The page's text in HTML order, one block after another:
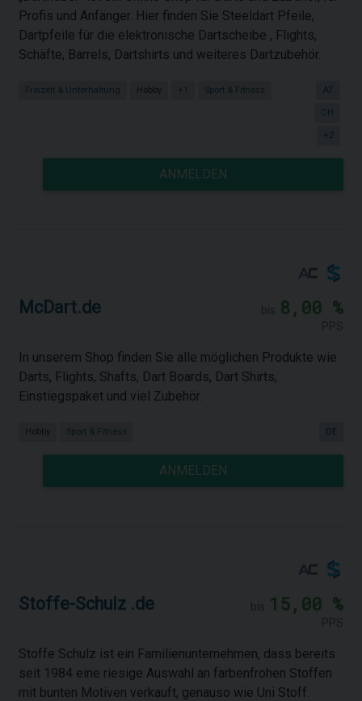
Profis und Anfänger. Hier finden Sie Steeldart Pfeile,
Dartpfeile für die elektronische Dartscheibe , Flights,
Schäfte, Barrels, Dartshirts und weiteres Dartzubehör.
Freizeit & Unterhaltung Hobby +1 Sport & Fitness AT
CH
+2
ANMELDEN
McDart.de 8,00 %
In unserem Shop finden Sie alle möglichen Produkte wie
Darts, Flights, Shafts, Dart Boards, Dart Shirts,
Einstiegspaket und viel Zubehör.
Hobby Sport & Fitness DE
ANMELDEN
Stoffe-Schulz .de 15,00 %
Stoffe Schulz ist ein Familienunternehmen, dass bereits
seit 1984 eine riesige Auswahl an farbenfrohen Stoffen
mit bunten Motiven verkauft, genauso wie Uni Stoff.